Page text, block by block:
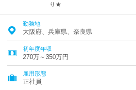
り★
勤務地
大阪府、兵庫県、奈良県
初年度年収
270万～350万円
雇用形態
正社員